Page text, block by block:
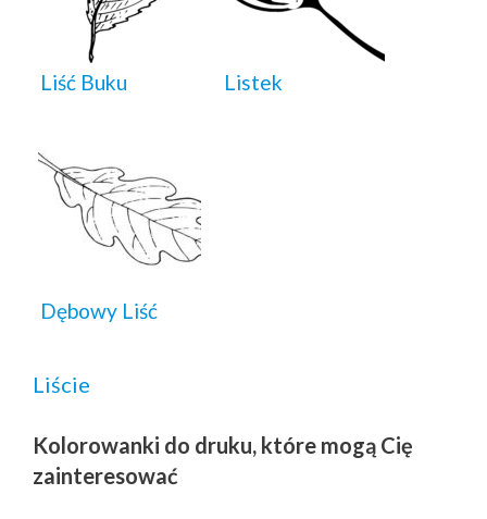
Liść Buku Listek
Dębowy Liść
Liście
Kolorowanki do druku, które mogą Cię
zainteresować